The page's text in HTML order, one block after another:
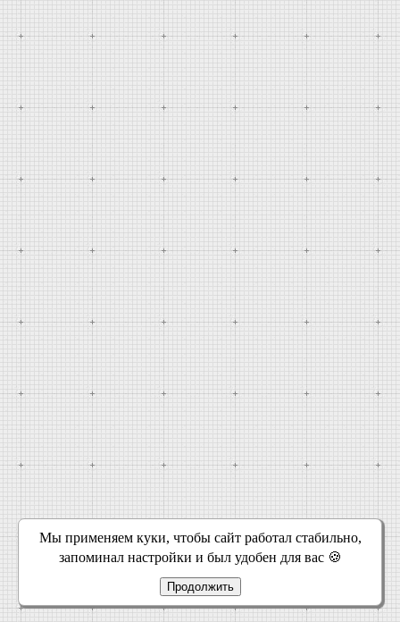
Мы применяем куки, чтобы сайт работал стабильно,
запоминал настройки и был удобен для вас 🍪
Продолжить